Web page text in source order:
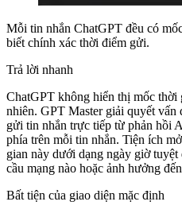
Mỗi tin nhắn ChatGPT đều có
biết chính xác thời điểm gửi.
Trả lời nhanh
ChatGPT không hiển thị mốc thời
nhiên. GPT Master giải quyết vấn
gửi tin nhắn trực tiếp từ phản hồi
phía trên mỗi tin nhắn. Tiện ích
gian này dưới dạng ngày giờ
cầu mạng nào hoặc ảnh hưởng
Bất tiện của giao diện mặc định